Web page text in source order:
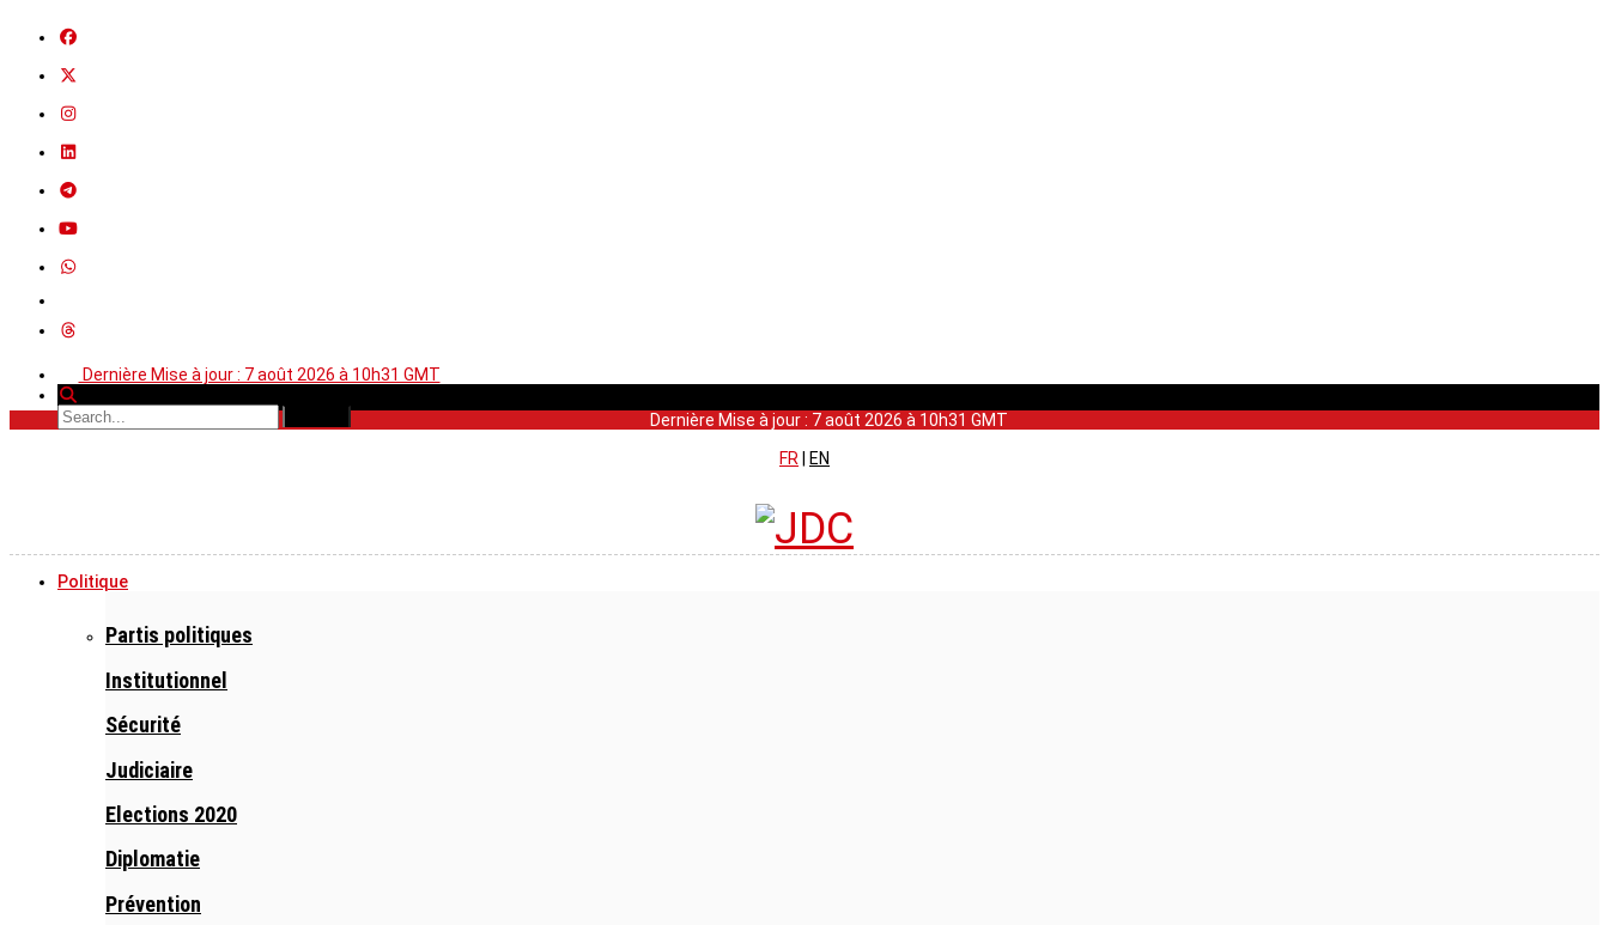
Dernière Mise à jour : 7 août 2026 à 10h31 GMT
Dernière Mise à jour : 7 août 2026 à 10h31 GMT
FR
EN
Politique
Partis politiques
Institutionnel
Sécurité
Judiciaire
Elections 2020
Diplomatie
Prévention